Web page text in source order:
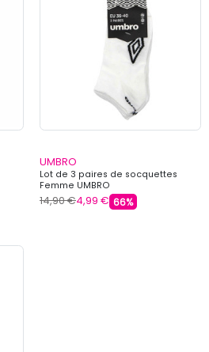
UMBRO
Lot de 3 paires de socquettes
Femme UMBRO
14,90 €4,99 € 66%